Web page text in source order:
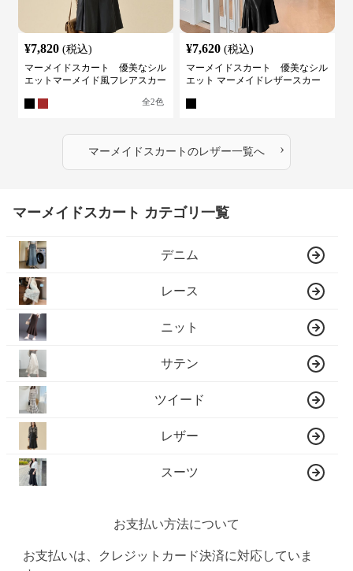
¥7,820 (税込)
マーメイドスカート 優美なシル
エットマーメイド風フレアスカー
全2色
¥7,620 (税込)
マーメイドスカート 優美なシル
エット マーメイドレザースカー
マーメイドスカート のレザー一覧へ ›
マーメイドスカート カテゴリ一覧
デニム
レース
ニット
サテン
ツイード
レザー
スーツ
お支払い方法について
お支払いは、クレジットカード決済に対応していま